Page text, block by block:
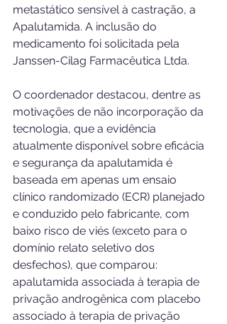
metastático sensível à castração, a
Apalutamida. A inclusão do
medicamento foi solicitada pela
Janssen-Cilag Farmacêutica Ltda.
O coordenador destacou, dentre as
motivações de não incorporação da
tecnologia, que a evidência
atualmente disponível sobre eficácia
e segurança da apalutamida é
baseada em apenas um ensaio
clínico randomizado (ECR) planejado
e conduzido pelo fabricante, com
baixo risco de viés (exceto para o
domínio relato seletivo dos
desfechos), que comparou:
apalutamida associada à terapia de
privação androgênica com placebo
associado à terapia de privação